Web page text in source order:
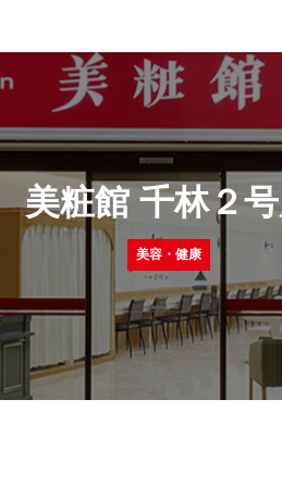
美粧館 千林２
美容・健康